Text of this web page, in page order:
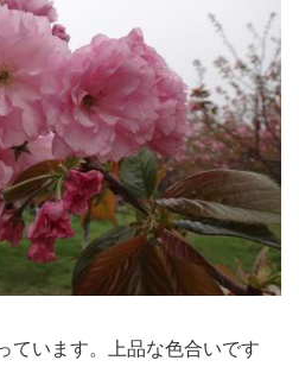
ています。上品な色合いです